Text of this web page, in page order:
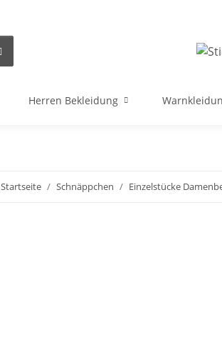
Herren Bekleidung
Startseite Schnäppchen Einzelstücke